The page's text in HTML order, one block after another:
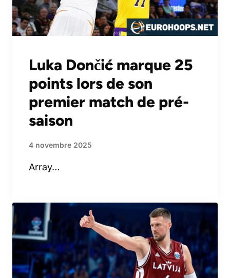
Luka Dončić marque 25
points lors de son
premier match de pré-
saison
4 novembre 2025
Array…